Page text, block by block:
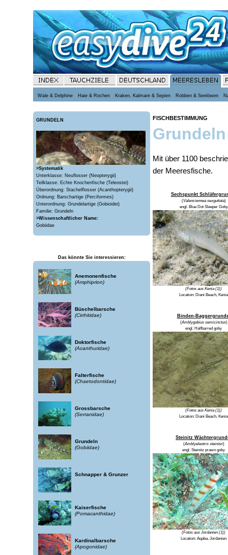
Wale & Delphine Haie & Rochen Kraken, Kalmare & Sepien Robben & Seelöwen
GRUNDELN
>Systematik
Unterklasse: Neuflosser (Neopterygii)
Teilklasse: Echte Knochenfische (Teleostei)
Überordnung: Stachelflosser (Acanthopterygii)
Ordnung: Barschartige (Perciformes)
Unterordnung: Grundelartige (Gobioidei)
Familie: Grundeln
>Wissenschaftlicher Name:
Gobiidae
Das könnte Sie interessieren:
Anemonenfische
(Amphiprion)
Büschelbarsche
(Cirrhitidae)
Doktorfische
(Acanthuridae)
Falterfische
(Chaetodontidae)
Grossbarsche
(Serranidae)
Grundeln
(Gobiidae)
Schnapper & Grunzer
Kaiserfische
(Pomacanthidae)
Kardinalbarsche
(Apogonidae)
FISCHBESTIMMUNG
Mit über 1100
der Meeresfische.
Sechspunkt
(Valenciennea sexguttata)
engl. Blue Dot Sleeper Goby
(Fotos aus Kenia (1))
Location: Diani Beach, Kenia
Binden-
(Amblygobius semicinctus)
engl. Halfbarred goby
(Fotos aus Kenia (1))
Location: Diani Beach, Kenia
Steinitz
(Amblyeleotris steinitzi)
engl. Steinitz prawn goby
(Fotos aus Jordanien (1))
Location: Aqaba, Jordanien